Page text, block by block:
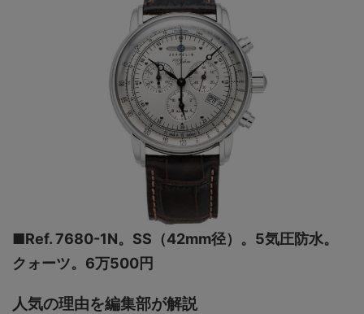
■Ref. 7680-1N。SS（42mm径）。5気圧防水。
クォーツ。6万500円
人気の理由を編集部が解説